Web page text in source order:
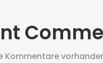
Kommentare